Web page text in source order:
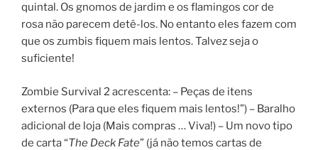
quintal. Os gnomos de jardim e os flamingos cor de
rosa não parecem detê-los. No entanto eles fazem com
que os zumbis fiquem mais lentos. Talvez seja o
suficiente!
Zombie Survival 2 acrescenta: – Peças de itens
externos (Para que eles fiquem mais lentos!”) – Baralho
adicional de loja (Mais compras … Viva!) – Um novo tipo
de carta “The Deck Fate” (já não temos cartas de